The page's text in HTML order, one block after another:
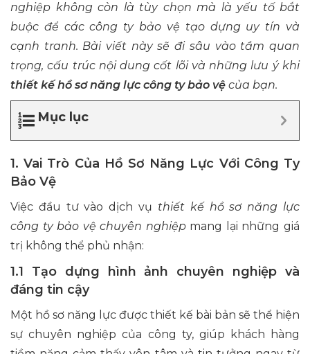
nghiệp không còn là tùy chọn mà là yếu tố bắt
buộc để các công ty bảo vệ tạo dựng uy tín và
cạnh tranh. Bài viết này sẽ đi sâu vào tầm quan
trọng, cấu trúc nội dung cốt lõi và những lưu ý khi
thiết kế hồ sơ năng lực công ty bảo vệ của bạn.
Mục lục
1. Vai Trò Của Hồ Sơ Năng Lực Với Công Ty
Bảo Vệ
Việc đầu tư vào dịch vụ thiết kế hồ sơ năng lực
công ty bảo vệ chuyên nghiệpmang lại những giá
trị không thể phủ nhận:
1.1 Tạo dựng hình ảnh chuyên nghiệp và
đáng tin cậy
Một hồ sơ năng lực được thiết kế bài bản sẽ thể hiện
sự chuyên nghiệp của công ty, giúp khách hàng